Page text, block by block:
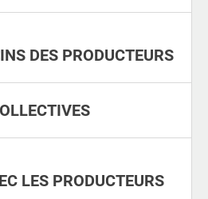
DES PRODUCTEURS
LES PRODUCTEURS